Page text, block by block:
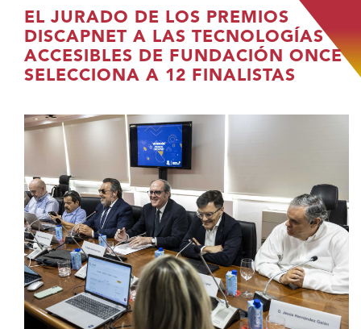
encuentras
EL JURADO DE LOS PREMIOS
DISCAPNET A LAS TECNOLOGÍAS
ACCESIBLES DE FUNDACIÓN ONCE
SELECCIONA A 12 FINALISTAS